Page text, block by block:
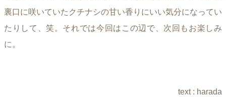
裏口に咲いていたクチナシの甘い香りにいい気分になってい
たりして、笑。それでは今回はこの辺で、次回もお楽しみ
に。
text : harada